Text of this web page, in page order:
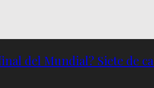
del Mundial? Siete de